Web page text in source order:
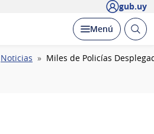
gub.uy
Desplegar
Menú Abrir
Noticias Miles de Policías